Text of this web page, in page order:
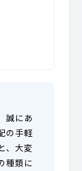
誠にあ
の手軽
、大変
種類に